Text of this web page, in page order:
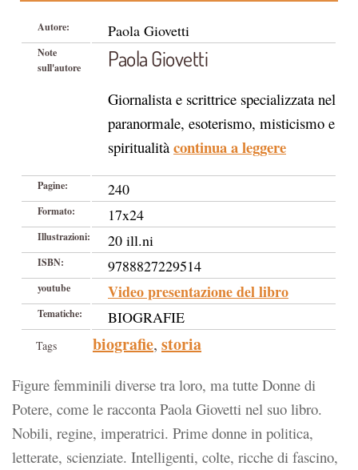
Autore: Paola Giovetti
Note
sull'autore
Paola Giovetti
Giornalista e scrittrice specializzata nel
paranormale, esoterismo, misticismo e
spiritualità continua a leggere
Pagine: 240
Formato: 17x24
Illustrazioni: 20 ill.ni
ISBN: 9788827229514
youtube Video presentazione del libro
Tematiche: BIOGRAFIE
Tags biografie, storia
Figure femminili diverse tra loro, ma tutte Donne di
Potere, come le racconta Paola Giovetti nel suo libro.
Nobili, regine, imperatrici. Prime donne in politica,
letterate, scienziate. Intelligenti, colte, ricche di fascino,